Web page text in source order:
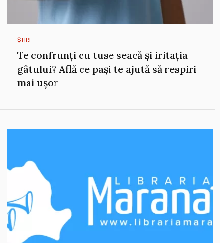
ȘTIRI
Te confrunți cu tuse seacă și iritația
gâtului? Află ce pași te ajută să respiri
mai ușor